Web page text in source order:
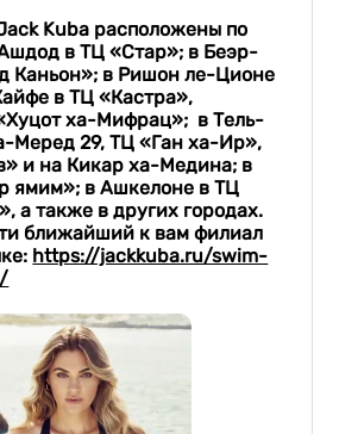
Kuba расположены по
в ТЦ «Стар»; в Беэр-
Каньон»; в Ришон ле-Ционе
в ТЦ «Кастра»,
ха-Мифрац»; в Тель-
Меред 29, ТЦ «Ган ха-Ир»,
и на Кикар ха-Медина; в
ямим»; в Ашкелоне в ТЦ
а также в других городах.
ближайший к вам филиал
https://jackkuba.ru/swim-